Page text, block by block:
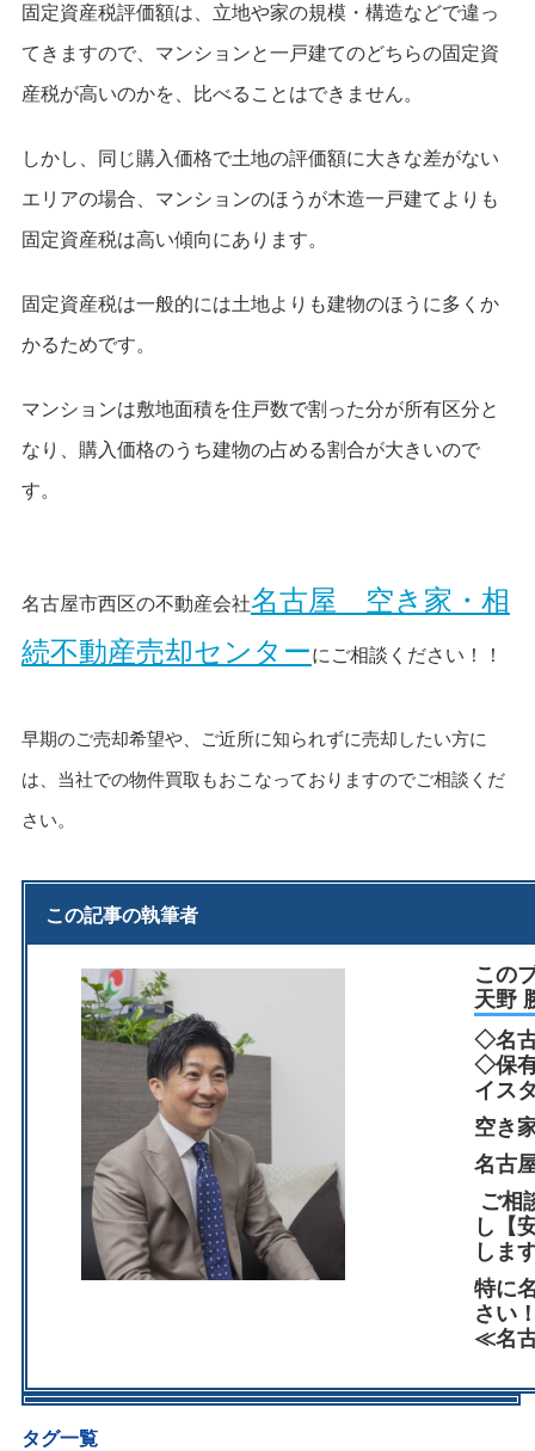
固定資産税評価額は、立地や家の規模・構造などで違っ
てきますので、マンションと一戸建てのどちらの固定資
産税が高いのかを、比べることはできません。
しかし、同じ購入価格で土地の評価額に大きな差がない
エリアの場合、マンションのほうが木造一戸建てよりも
固定資産税は高い傾向にあります。
固定資産税は一般的には土地よりも建物のほうに多くか
かるためです。
マンションは敷地面積を住戸数で割った分が所有区分と
なり、購入価格のうち建物の占める割合が大きいので
す。
名古屋市西区の不動産会社名古屋 空き家・相
続不動産売却センターにご相談ください！！
早期のご売却希望や、ご近所に知られずに売却したい方に
は、当社での物件買取もおこなっておりますのでご相談くだ
さい。
この記事の執筆者
この
天野
◇名
◇保
イス
空き
名古
ご相
し【
しま
特に
さい
≪名
タグ一覧